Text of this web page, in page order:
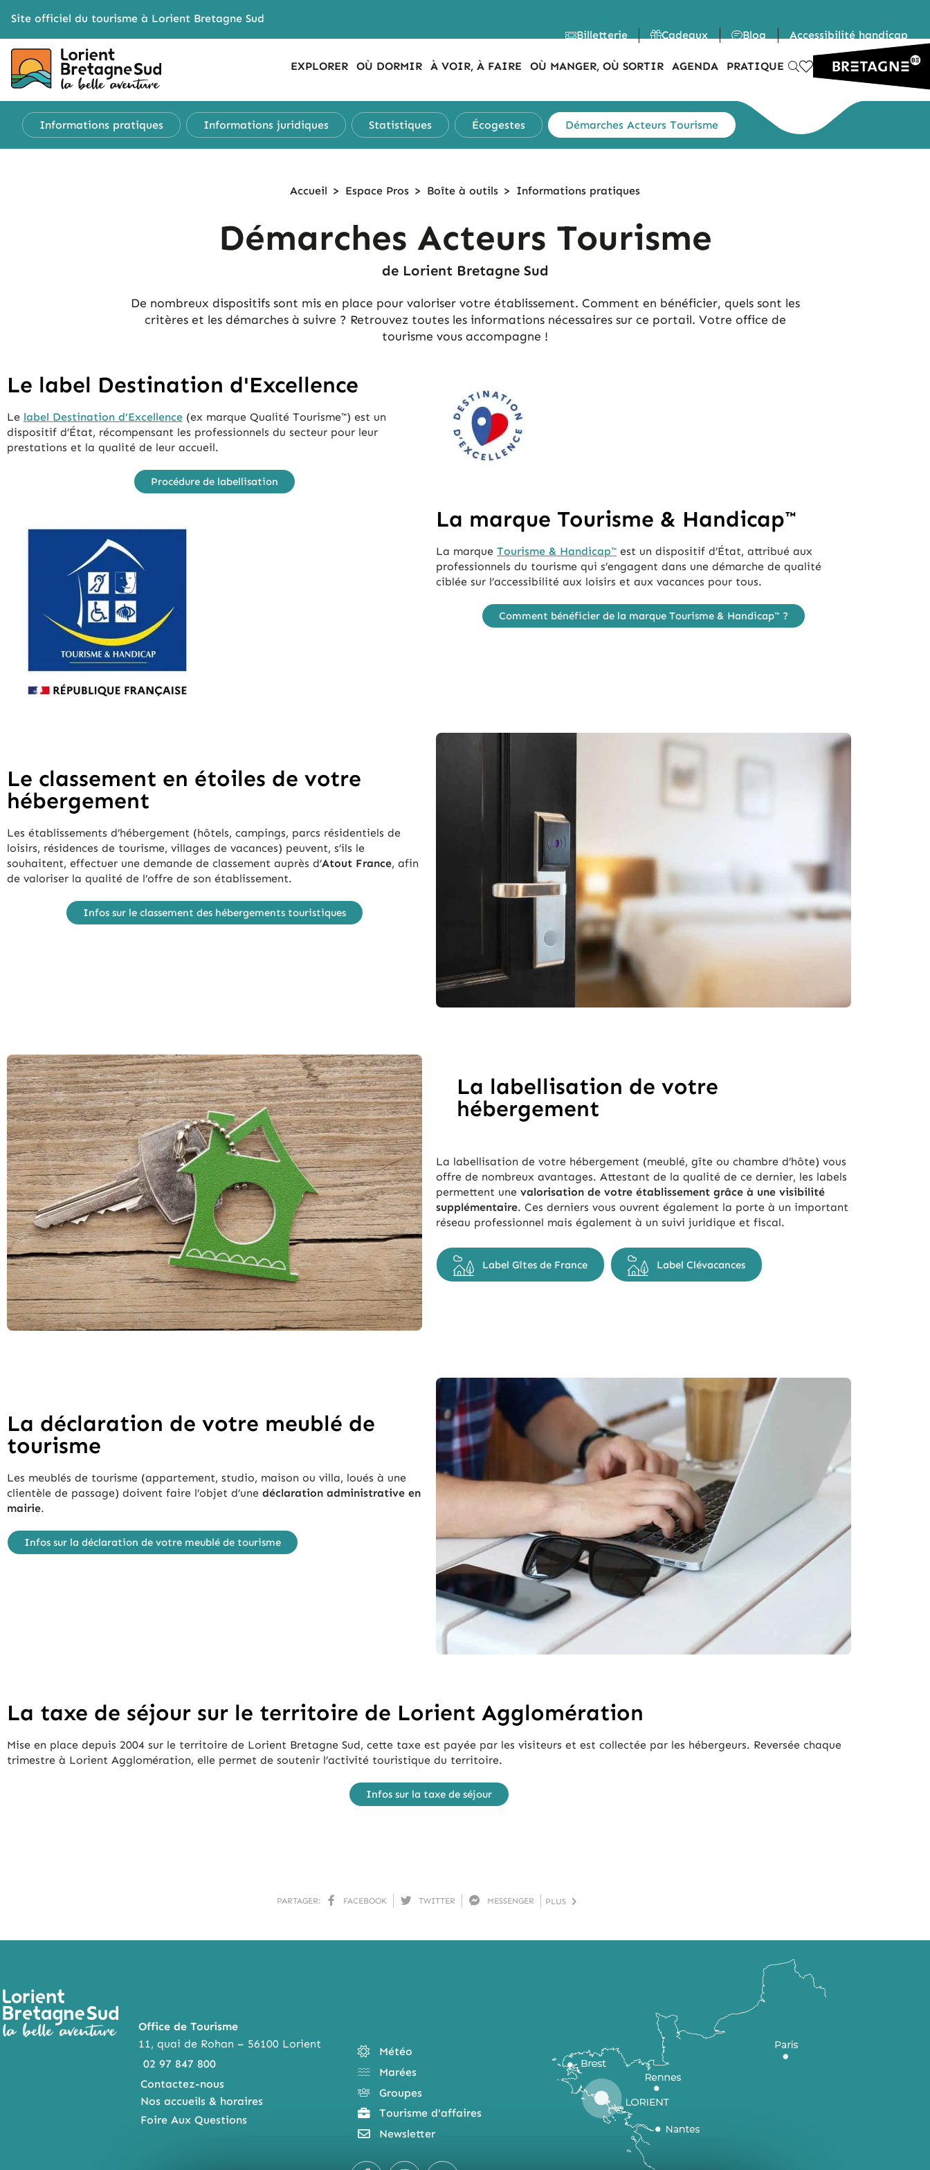
Site officiel du tourisme à Lorient Bretagne Sud
Billetterie
Cadeaux Blog Accessibilité handicap
EXPLORER OÙ DORMIR À VOIR, À FAIRE OÙ MANGER, OÙ SORTIR AGENDA PRATIQUE
Informations pratiques Informations juridiques Statistiques Écogestes Démarches Acteurs Tourisme
Accueil > Espace Pros > Boîte à outils > Informations pratiques
Démarches Acteurs Tourisme
de Lorient Bretagne Sud
De nombreux dispositifs sont mis en place pour valoriser votre établissement. Comment en bénéficier, quels sont les
critères et les démarches à suivre ? Retrouvez toutes les informations nécessaires sur ce portail. Votre office de
tourisme vous accompagne !
Le label Destination d'Excellence
Le label Destination d’Excellence (ex marque Qualité Tourisme™) est un
dispositif d’État, récompensant les professionnels du secteur pour leur
prestations et la qualité de leur accueil.
Procédure de labellisation
La marque Tourisme & Handicap™
La marque Tourisme & Handicap™ est un dispositif d’État, attribué aux
professionnels du tourisme qui s’engagent dans une démarche de qualité
ciblée sur l’accessibilité aux loisirs et aux vacances pour tous.
Comment bénéficier de la marque Tourisme & Handicap™ ?
Le classement en étoiles de votre
hébergement
Les établissements d’hébergement (hôtels, campings, parcs résidentiels de
loisirs, résidences de tourisme, villages de vacances) peuvent, s’ils le
souhaitent, effectuer une demande de classement auprès d’Atout France, afin
de valoriser la qualité de l’offre de son établissement.
Infos sur le classement des hébergements touristiques
La labellisation de votre
hébergement
La labellisation de votre hébergement (meublé, gîte ou chambre d’hôte) vous
offre de nombreux avantages. Attestant de la qualité de ce dernier, les labels
permettent une valorisation de votre établissement grâce à une visibilité
supplémentaire. Ces derniers vous ouvrent également la porte à un important
réseau professionnel mais également à un suivi juridique et fiscal.
Label Gîtes de France Label Clévacances
La déclaration de votre meublé de
tourisme
Les meublés de tourisme (appartement, studio, maison ou villa, loués à une
clientèle de passage) doivent faire l’objet d’une déclaration administrative en
mairie.
Infos sur la déclaration de votre meublé de tourisme
La taxe de séjour sur le territoire de Lorient Agglomération
Mise en place depuis 2004 sur le territoire de Lorient Bretagne Sud, cette taxe est payée par les visiteurs et est collectée par les hébergeurs. Reversée chaque
trimestre à Lorient Agglomération, elle permet de soutenir l’activité touristique du territoire.
Infos sur la taxe de séjour
PARTAGER: FACEBOOK TWITTER MESSENGER PLUS
Office de Tourisme
11, quai de Rohan – 56100 Lorient
02 97 847 800
Contactez-nous
Nos accueils & horaires
Foire Aux Questions
Météo
Marées
Groupes
Tourisme d'affaires
Newsletter